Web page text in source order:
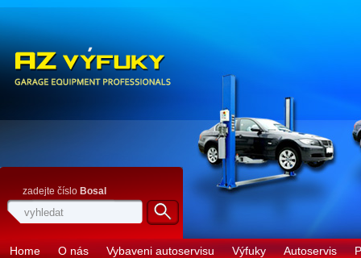
Home O nás Vybaveni autoservisu Výfuky Autoservis
zadejte číslo Bosal